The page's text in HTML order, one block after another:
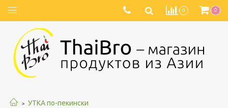
0 0
УТКА по-пекински